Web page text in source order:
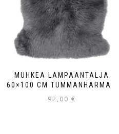
MUHKEA LAMPAANTALJA
60×100 CM TUMMANHARMAA
92,00 €